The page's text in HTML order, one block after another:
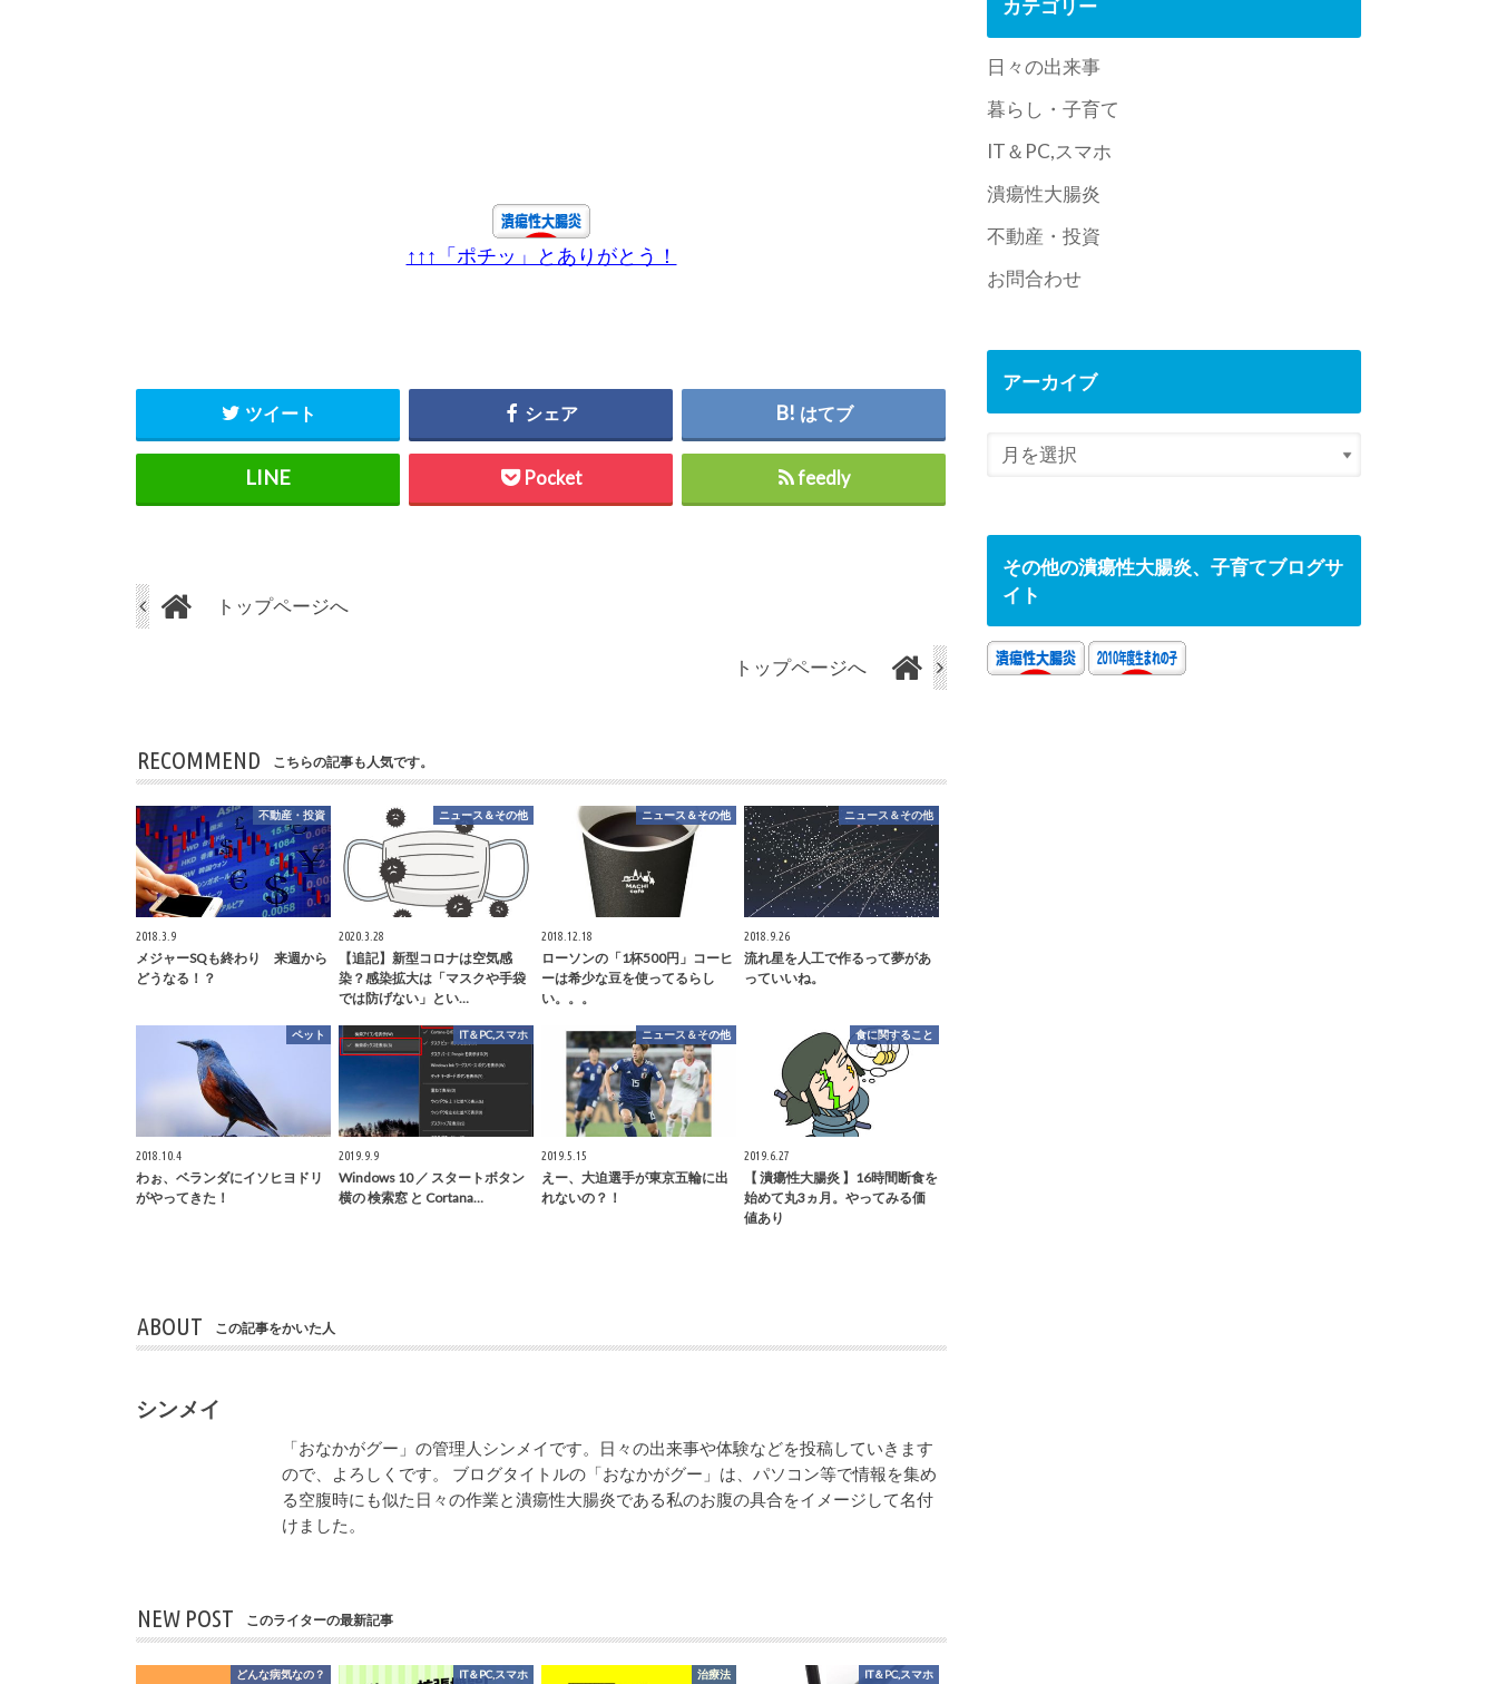
↑↑↑「ポチッ」とありがとう！
ツイート シェア はてブ
Pocket feedly
トップページへ
トップページへ
RECOMMEND こちらの記事も人気です。
不動産・投資
2018.3.9
メジャーSQも終わり 来週から
どうなる！？
ニュース＆その他
2020.3.28
【追記】新型コロナは空気感
染？感染拡大は「マスクや手袋
では防げない」とい…
ニュース＆その他
2018.12.18
ローソンの「1杯500円」コーヒ
ーは希少な豆を使ってるらし
い。。。
ニュース＆その他
2018.9.26
流れ星を人工で作るって夢があ
っていいね。
ペット
2018.10.4
わぉ、ベランダにイソヒヨドリ
がやってきた！
IT＆PC,スマホ
2019.9.9
Windows 10 ／ スタートボタン
横の 検索窓 と Cortana…
ニュース＆その他
2019.5.15
えー、大迫選手が東京五輪に出
れないの？！
食に関すること
2019.6.27
【 潰瘍性大腸炎 】16時間断食を
始めて丸3ヵ月。やってみる価
値あり
ABOUT この記事をかいた人
シンメイ
「おなかがグー」の管理人シンメイです。日々の出来事や体験などを投稿していきます
ので、よろしくです。 ブログタイトルの「おなかがグー」は、パソコン等で情報を集め
る空腹時にも似た日々の作業と潰瘍性大腸炎である私のお腹の具合をイメージして名付
けました。
NEW POST このライターの最新記事
どんな病気なの？ IT＆PC,スマホ 治療法 IT＆PC,スマホ
カテゴリー
日々の出来事
暮らし・子育て
IT＆PC,スマホ
潰瘍性大腸炎
不動産・投資
お問合わせ
アーカイブ
その他の潰瘍性大腸炎、子育てブログサ
イト